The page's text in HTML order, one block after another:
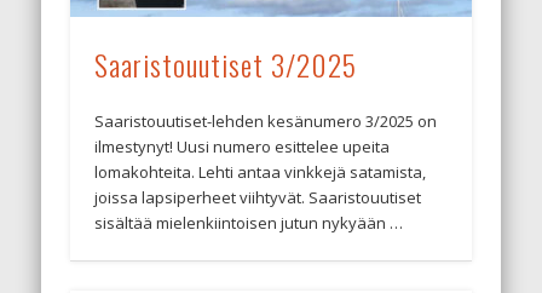
Saaristouutiset 3/2025
Saaristouutiset-lehden kesänumero 3/2025 on
ilmestynyt! Uusi numero esittelee upeita
lomakohteita. Lehti antaa vinkkejä satamista,
joissa lapsiperheet viihtyvät. Saaristouutiset
sisältää mielenkiintoisen jutun nykyään …